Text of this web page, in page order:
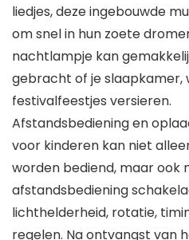
liedjes, deze ingebouwde
om snel in hun zoete
nachtlampje kan
gebracht of je slaapkamer,
festivalfeestjes versieren.
Afstandsbediening en
voor kinderen kan niet
worden bediend, maar ook
afstandsbediening
lichthelderheid, rotatie,
regelen. Na ontvangst van